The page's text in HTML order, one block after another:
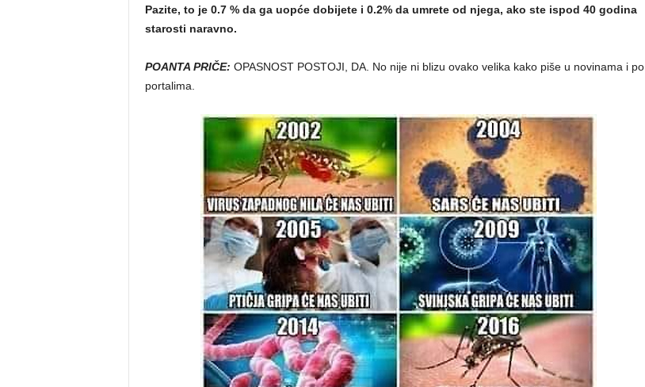
Pazite, to je 0.7 % da ga uopće dobijete i 0.2% da umrete od njega, ako ste ispod 40 godina
starosti naravno.
POANTA PRIČE: OPASNOST POSTOJI, DA. No nije ni blizu ovako velika kako piše u novinama i po
portalima.